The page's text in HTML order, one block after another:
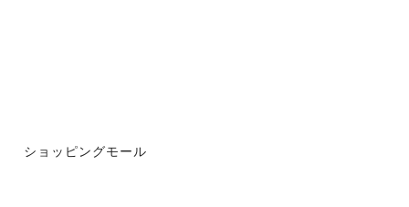
ショッピングモール